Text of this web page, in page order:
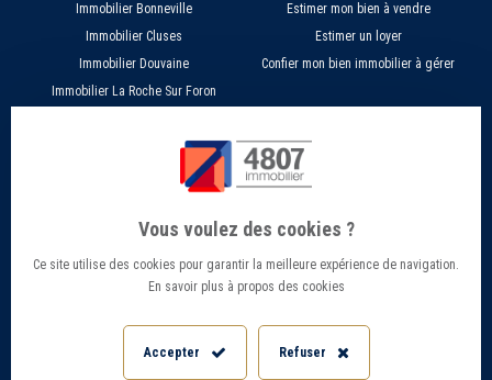
Immobilier Bonneville
Immobilier Cluses
Immobilier Douvaine
Immobilier La Roche Sur Foron
Estimer mon bien à vendre
Estimer un loyer
Confier mon bien immobilier à gérer
Nos agences 4807
Barème Transaction immobilière
Mentions légales
Politique de confidentialité
SERVICES EN LIGNE
Estimer mon bien immobilier en ligne
Candidature location
Offres d’emploi - Recrutement
Accès Extranet
Informations Géorisques
Vous voulez des cookies ?
Ce site utilise des cookies pour garantir la meilleure expérience de navigation.
En savoir plus à propos des cookies
Accepter Refuser